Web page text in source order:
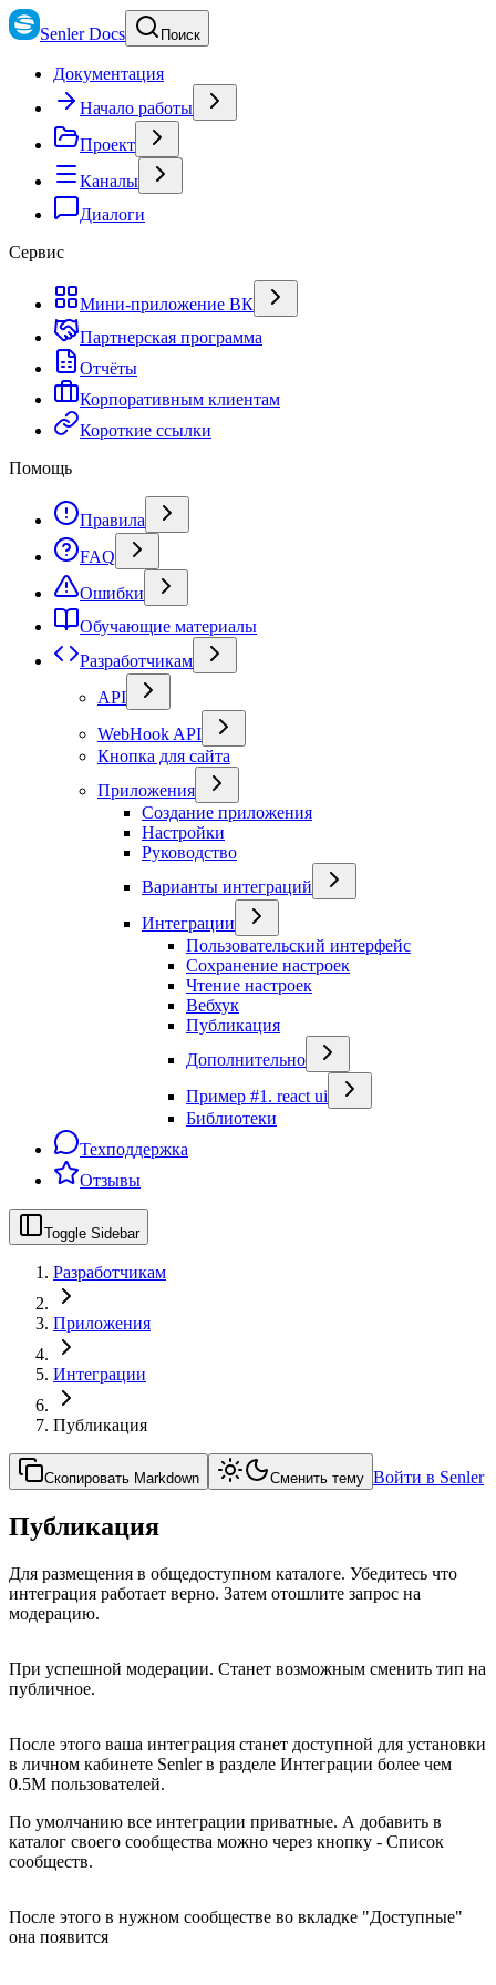
Senler Docs Поиск
Документация
Начало работы
Проект
Каналы
Диалоги
Сервис
Мини-приложение ВК
Партнерская программа
Отчёты
Корпоративным клиентам
Короткие ссылки
Помощь
Правила
FAQ
Ошибки
Обучающие материалы
Разработчикам
API
WebHook API
Кнопка для сайта
Приложения
Создание приложения
Настройки
Руководство
Варианты интеграций
Интеграции
Пользовательский интерфейс
Сохранение настроек
Чтение настроек
Вебхук
Публикация
Дополнительно
Пример #1. react ui
Библиотеки
Техподдержка
Отзывы
Toggle Sidebar
Разработчикам
Приложения
Интеграции
Публикация
Скопировать Markdown Сменить тему Войти в Senler
Публикация
Для размещения в общедоступном каталоге. Убедитесь что
интеграция работает верно. Затем отошлите запрос на
модерацию.
При успешной модерации. Станет возможным сменить тип на
публичное.
После этого ваша интеграция станет доступной для установки
в личном кабинете Senler в разделе Интеграции более чем
0.5М пользователей.
По умолчанию все интеграции приватные. А добавить в
каталог своего сообщества можно через кнопку - Список
сообществ.
После этого в нужном сообществе во вкладке "Доступные"
она появится